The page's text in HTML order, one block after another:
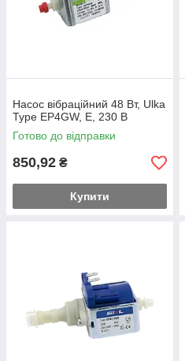
Насос вібраційний 48 Вт, Ulka
Type EP4GW, E, 230 В
Готово до відправки
850,92 ₴
Купити